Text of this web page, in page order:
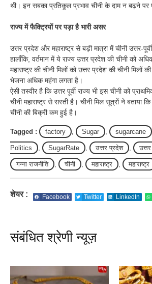
थी। इन सबका प्रतिकूल प्रभाव चीनी के दाम न बढ़ने पर
राज्य में फैक्ट्रियों पर पड़ा है भारी असर
उत्तर प्रदेश और महाराष्ट्र से बड़ी मात्रा में चीनी उत्तर-
हालाँकि, वर्तमान में ये राज्य उत्तर प्रदेश की चीनी को
महाराष्ट्र की चीनी मिलों को उत्तर प्रदेश की चीनी मिलों
भेजना अधिक महंगा लगता है।
ऐसी तस्वीर है कि उत्तर पूर्वी राज्य भी इस चीनी को
चीनी महाराष्ट्र से सस्ती है। चीनी मिल सूत्रों ने बताया
चीनी की बिक्री कम हुई है।
Tagged : factory , Sugar , sugarcane
Politics , SugarRate , उत्तर प्रदेश ,
गन्ना राजनीति , चीनी , महाराष्ट्र , महाराष्ट्र
शेयर : Facebook Twitter LinkedIn
संबंधित श्रेणी न्यूज़